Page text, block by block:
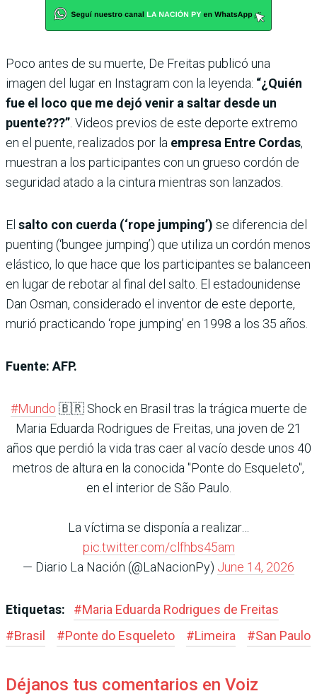
Poco antes de su muerte, De Freitas publicó una
imagen del lugar en Instagram con la leyenda: “¿Quién
fue el loco que me dejó venir a saltar desde un
puente???” . Videos previos de este deporte extremo
en el puente, realizados por la empresa Entre Cordas,
muestran a los participantes con un grueso cordón de
seguridad atado a la cintura mientras son lanzados.
El salto con cuerda (‘rope jumping’) se diferencia del
puenting (‘bungee jumping’) que utiliza un cordón menos
elástico, lo que hace que los participantes se balanceen
en lugar de rebotar al final del salto. El estadounidense
Dan Osman, considerado el inventor de este deporte,
murió practicando ‘rope jumping’ en 1998 a los 35 años.
Fuente: AFP.
#Mundo 🇧🇷 Shock en Brasil tras la trágica muerte de
Maria Eduarda Rodrigues de Freitas, una joven de 21
años que perdió la vida tras caer al vacío desde unos 40
metros de altura en la conocida "Ponte do Esqueleto",
en el interior de São Paulo.
La víctima se disponía a realizar…
pic.twitter.com/clfhbs45am
— Diario La Nación (@LaNacionPy) June 14, 2026
Etiquetas: #Maria Eduarda Rodrigues de Freitas
#Brasil #Ponte do Esqueleto #Limeira #San Paulo
Déjanos tus comentarios en Voiz